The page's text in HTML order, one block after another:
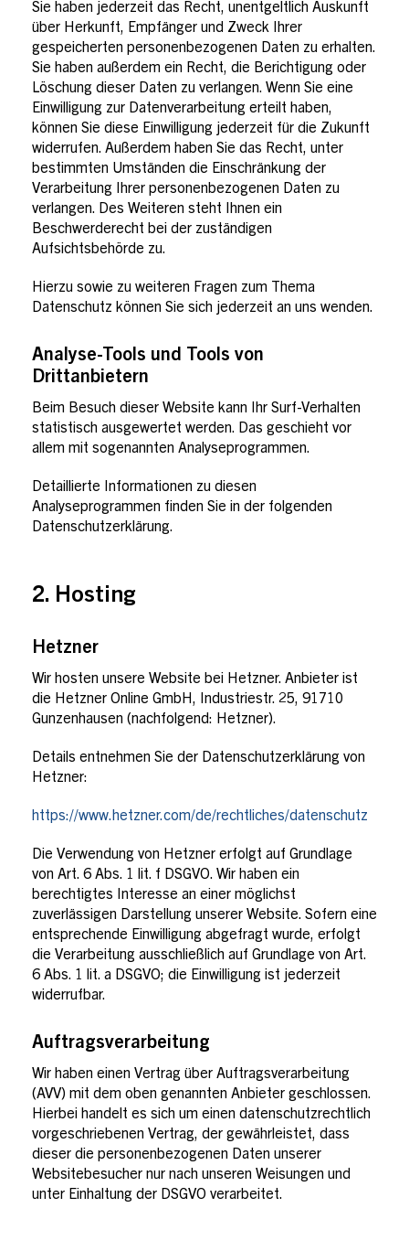
Sie haben jederzeit das Recht, unentgeltlich Auskunft
über Herkunft, Empfänger und Zweck Ihrer
gespeicherten personenbezogenen Daten zu erhalten.
Sie haben außerdem ein Recht, die Berichtigung oder
Löschung dieser Daten zu verlangen. Wenn Sie eine
Einwilligung zur Datenverarbeitung erteilt haben,
können Sie diese Einwilligung jederzeit für die Zukunft
widerrufen. Außerdem haben Sie das Recht, unter
bestimmten Umständen die Einschränkung der
Verarbeitung Ihrer personenbezogenen Daten zu
verlangen. Des Weiteren steht Ihnen ein
Beschwerderecht bei der zuständigen
Aufsichtsbehörde zu.
Hierzu sowie zu weiteren Fragen zum Thema
Datenschutz können Sie sich jederzeit an uns wenden.
Analyse-Tools und Tools von
Drittanbietern
Beim Besuch dieser Website kann Ihr Surf-Verhalten
statistisch ausgewertet werden. Das geschieht vor
allem mit sogenannten Analyseprogrammen.
Detaillierte Informationen zu diesen
Analyseprogrammen finden Sie in der folgenden
Datenschutzerklärung.
2. Hosting
Hetzner
Wir hosten unsere Website bei Hetzner. Anbieter ist
die Hetzner Online GmbH, Industriestr. 25, 91710
Gunzenhausen (nachfolgend: Hetzner).
Details entnehmen Sie der Datenschutzerklärung von
Hetzner:
https://www.hetzner.com/de/rechtliches/datenschutz
Die Verwendung von Hetzner erfolgt auf Grundlage
von Art. 6 Abs. 1 lit. f DSGVO. Wir haben ein
berechtigtes Interesse an einer möglichst
zuverlässigen Darstellung unserer Website. Sofern eine
entsprechende Einwilligung abgefragt wurde, erfolgt
die Verarbeitung ausschließlich auf Grundlage von Art.
6 Abs. 1 lit. a DSGVO; die Einwilligung ist jederzeit
widerrufbar.
Auftragsverarbeitung
Wir haben einen Vertrag über Auftragsverarbeitung
(AVV) mit dem oben genannten Anbieter geschlossen.
Hierbei handelt es sich um einen datenschutzrechtlich
vorgeschriebenen Vertrag, der gewährleistet, dass
dieser die personenbezogenen Daten unserer
Websitebesucher nur nach unseren Weisungen und
unter Einhaltung der DSGVO verarbeitet.